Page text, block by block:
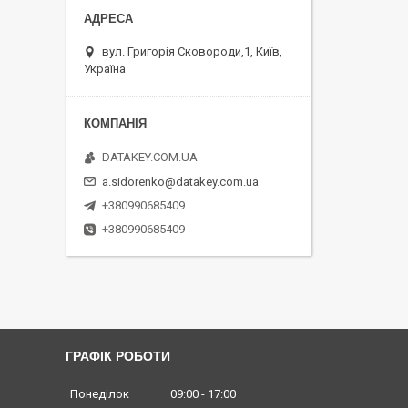
вул. Григорія Сковороди,1, Київ,
Україна
DATAKEY.COM.UA
a.sidorenko@datakey.com.ua
+380990685409
+380990685409
ГРАФІК РОБОТИ
Понеділок 09:00 17:00